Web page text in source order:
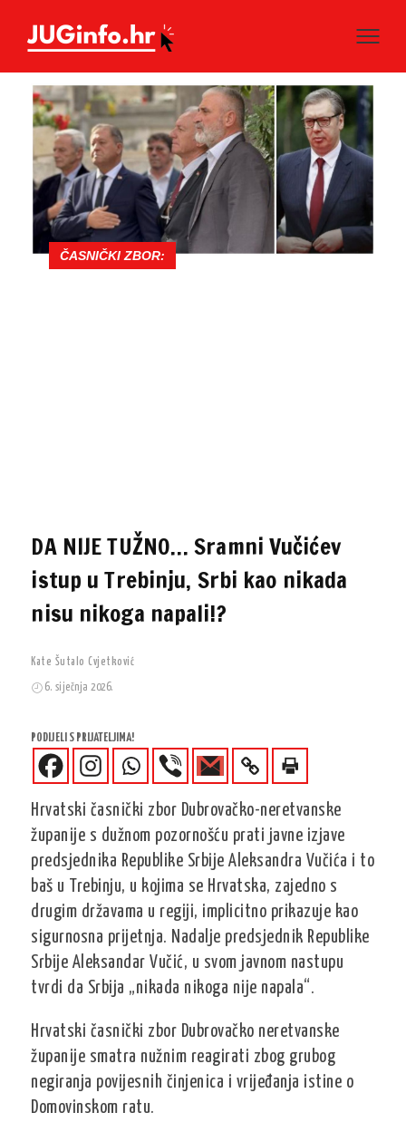
ČASNIČKI ZBOR:
DA NIJE TUŽNO… Sramni Vučićev
istup u Trebinju, Srbi kao nikada
nisu nikoga napali!?
Kate Šutalo Cvjetković
6. siječnja 2026.
PODIJELI S PRIJATELJIMA!
Hrvatski časnički zbor Dubrovačko-neretvanske
županije s dužnom pozornošću prati javne izjave
predsjednika Republike Srbije Aleksandra Vučića i to
baš u Trebinju, u kojima se Hrvatska, zajedno s
drugim državama u regiji, implicitno prikazuje kao
sigurnosna prijetnja. Nadalje predsjednik Republike
Srbije Aleksandar Vučić, u svom javnom nastupu
tvrdi da Srbija „nikada nikoga nije napala“.
Hrvatski časnički zbor Dubrovačko neretvanske
županije smatra nužnim reagirati zbog grubog
negiranja povijesnih činjenica i vrijeđanja istine o
Domovinskom ratu.